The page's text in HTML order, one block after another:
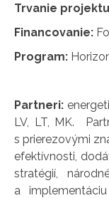
Trvanie
Financovanie:
Program:
Partneri:
LV, LT, MK.
s prierezovými
efektívnosti,
stratégií,
a